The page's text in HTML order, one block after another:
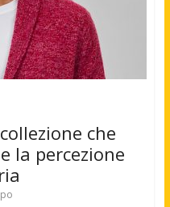
che
la percezione